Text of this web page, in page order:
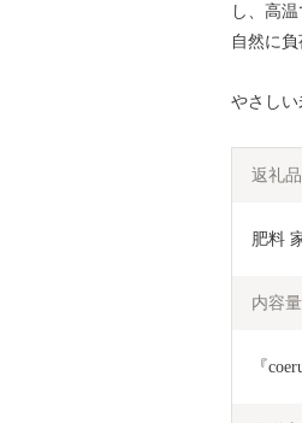
し、高
自然に
やさしい
返礼
肥料
内容量
『